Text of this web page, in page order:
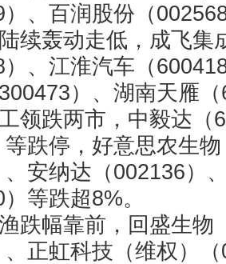
、百润股份（
轰动走低，成飞集
、江淮汽车（
）、湖南天雁
跌两市，中毅达（
等跌停，好意思农生
、安纳达（002136）
等跌超8%。
幅靠前，回盛生物
、正虹科技（维权）